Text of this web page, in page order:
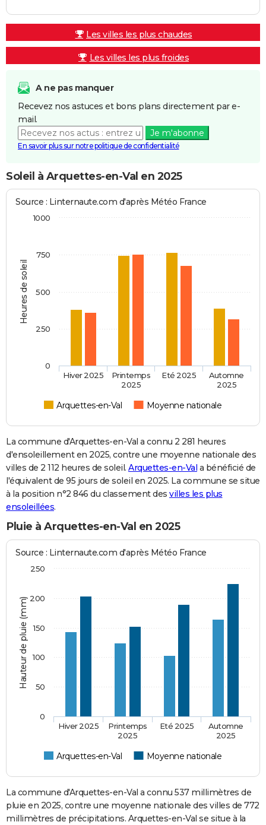
Les villes les plus chaudes
Les villes les plus froides
A ne pas manquer
Recevez nos astuces et bons plans directement par e-
mail.
Je m'abonne
En savoir plus sur notre politique de confidentialité
Soleil à Arquettes-en-Val en 2025
Heures de soleil
Source : Linternaute.com d'après Météo France
Arquettes-en-Val Moyenne nationale
Hiver 2025
Printemps
2025
Eté 2025
Automne
2025
0
1000
250
500
750
La commune d'Arquettes-en-Val a connu 2 281 heures
d'ensoleillement en 2025, contre une moyenne nationale des
villes de 2 112 heures de soleil. Arquettes-en-Val a bénéficié de
l'équivalent de 95 jours de soleil en 2025. La commune se situe
à la position n°2 846 du classement des villes les plus
ensoleillées.
Pluie à Arquettes-en-Val en 2025
Hauteur de pluie (mm)
Source : Linternaute.com d'après Météo France
Arquettes-en-Val Moyenne nationale
Hiver 2025
Printemps
2025
Eté 2025
Automne
2025
0
50
100
150
200
250
La commune d'Arquettes-en-Val a connu 537 millimètres de
pluie en 2025, contre une moyenne nationale des villes de 772
millimètres de précipitations. Arquettes-en-Val se situe à la